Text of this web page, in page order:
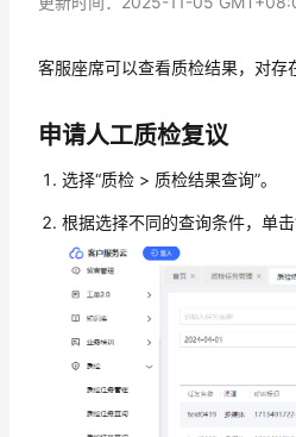
客服座席可以查看质检结果，对存
申请人工质检复议
选择“质检 > 质检结果查询”。
根据选择不同的查询条件，单